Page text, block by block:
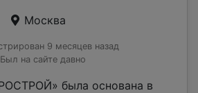
Москва
9 месяцев назад
Был на сайте давно
была основана в